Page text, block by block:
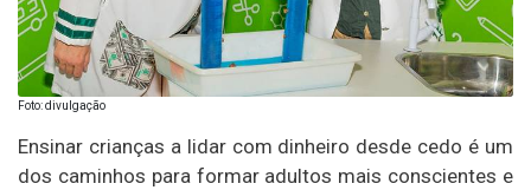
Foto: divulgação
Ensinar crianças a lidar com dinheiro desde cedo é um
dos caminhos para formar adultos mais conscientes e